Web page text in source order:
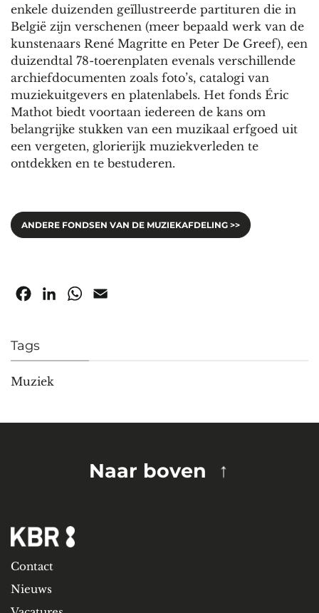
enkele duizenden geïllustreerde partituren die in
België zijn verschenen (meer bepaald werk van de
kunstenaars René Magritte en Peter De Greef), een
duizendtal 78-toerenplaten evenals verschillende
archiefdocumenten zoals foto’s, catalogi van
muziekuitgevers en platenlabels. Het fonds Éric
Mathot biedt voortaan iedereen de kans om
belangrijke stukken van een muzikaal erfgoed uit
een vergeten, glorierijk muziekverleden te
ontdekken en te bestuderen.
ANDERE FONDSEN VAN DE MUZIEKAFDELING >>
FacebookLinkedInWhatsApp
Tags
Muziek
Naar boven
Contact
Nieuws